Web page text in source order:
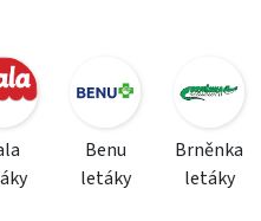
Benu
letáky
Brněnka
letáky